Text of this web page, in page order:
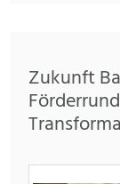
Zukunft